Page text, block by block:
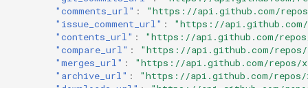
"comments_url" :
"https://api.github.com/repos/
"issue_comment_url" :
"https://api.github.com/
"contents_url" :
"https://api.github.com/repos/
"compare_url" :
"https://api.github.com/repos/
"merges_url" :
"https://api.github.com/repos/
"archive_url" :
"https://api.github.com/repos/